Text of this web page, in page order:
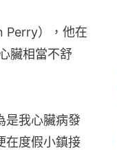
Perry），他在
臟相當不舒
是我心臟病發
在度假小鎮接